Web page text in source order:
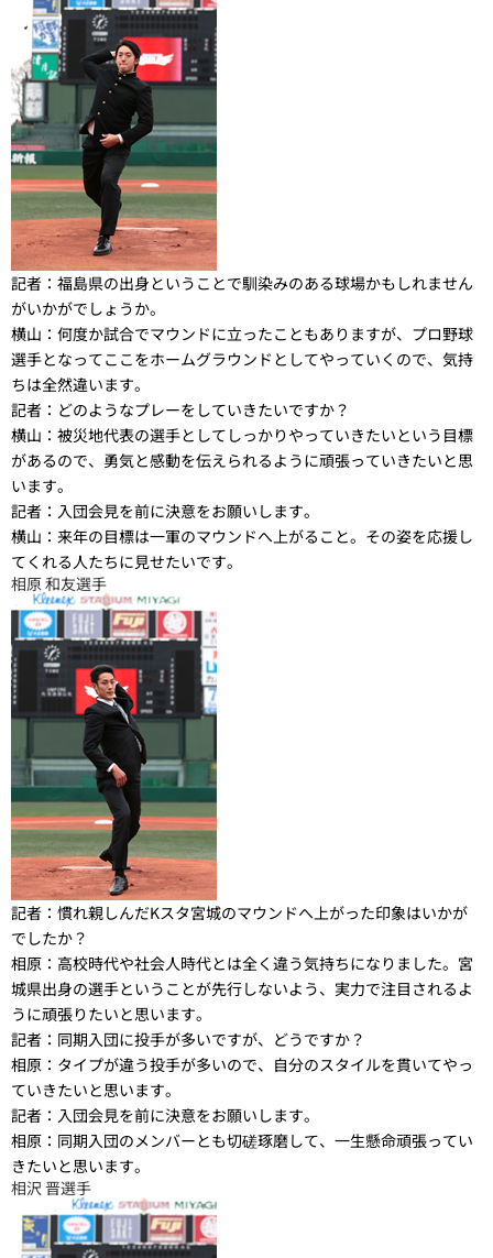
記者： 福島県の出身ということで馴染みのある球場かもしれません
がいかがでしょうか。
横山： 何度か試合でマウンドに立ったこともありますが、プロ野球
選手となってここをホームグラウンドとしてやっていくので、気持
ちは全然違います。
記者： どのようなプレーをしていきたいですか？
横山： 被災地代表の選手としてしっかりやっていきたいという目標
があるので、勇気と感動を伝えられるように頑張っていきたいと思
います。
記者： 入団会見を前に決意をお願いします。
横山： 来年の目標は一軍のマウンドへ上がること。その姿を応援し
てくれる人たちに見せたいです。
相原 和友選手
記者： 慣れ親しんだKスタ宮城のマウンドへ上がった印象はいかが
でしたか？
相原： 高校時代や社会人時代とは全く違う気持ちになりました。宮
城県出身の選手ということが先行しないよう、実力で注目されるよ
うに頑張りたいと思います。
記者： 同期入団に投手が多いですが、どうですか？
相原： タイプが違う投手が多いので、自分のスタイルを貫いてやっ
ていきたいと思います。
記者： 入団会見を前に決意をお願いします。
相原： 同期入団のメンバーとも切磋琢磨して、一生懸命頑張ってい
きたいと思います。
相沢 晋選手